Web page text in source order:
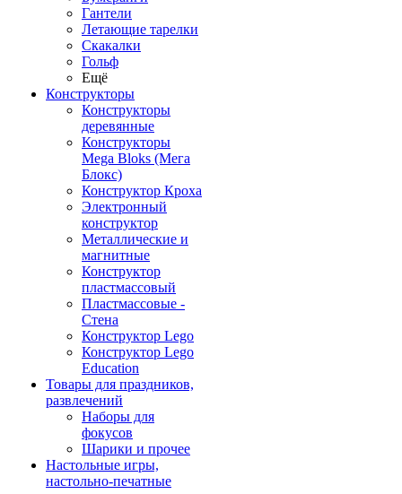
Гантели
Летающие тарелки
Скакалки
Гольф
Ещё
Конструкторы
Конструкторы
деревянные
Конструкторы
Mega Bloks (Мега
Блокс)
Конструктор Кроха
Электронный
конструктор
Металлические и
магнитные
Конструктор
пластмассовый
Пластмассовые -
Стена
Конструктор Lego
Конструктор Lego
Education
Товары для праздников,
развлечений
Наборы для
фокусов
Шарики и прочее
Настольные игры,
настольно-печатные